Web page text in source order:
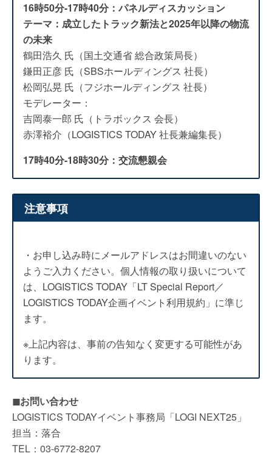
16時50分-17時40分：パネルディスカッション
テーマ：成立したトラック新法と2025年以降の物流
の未来
鶴田浩久 氏（国土交通省 総合政策局長）
鎌田正彦 氏（SBSホールディングス 社長）
松岡弘晃 氏（フジホールディングス 社長）
モデレーター：
吉岡泰一郎 氏（トラボックス 会長）
赤澤裕介（LOGISTICS TODAY 社長兼編集長）
17時40分-18時30分：交流懇親会
注意事項
・お申し込み時にメールアドレスはお間違いのない
ようご入力ください。個人情報の取り扱いについて
は、LOGISTICS TODAY「LT Special Report／
LOGISTICS TODAY企画イベント利用規約」に準じ
ます。
※上記内容は、事前の告知なく変更する可能性があ
ります。
◼お問い合わせ
LOGISTICS TODAYイベント事務局「LOGI NEXT25」
担当：落合
TEL：03-6772-8207